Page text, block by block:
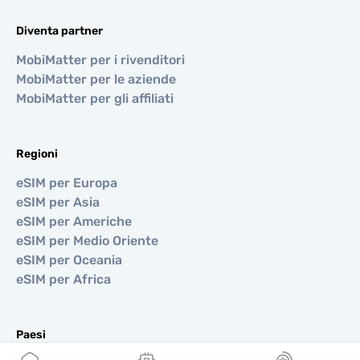
Diventa partner
MobiMatter per i rivenditori
MobiMatter per le aziende
MobiMatter per gli affiliati
Regioni
eSIM per Europa
eSIM per Asia
eSIM per Americhe
eSIM per Medio Oriente
eSIM per Oceania
eSIM per Africa
Paesi